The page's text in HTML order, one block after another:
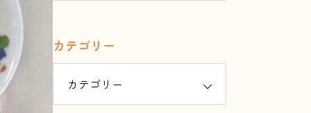
カテゴリー